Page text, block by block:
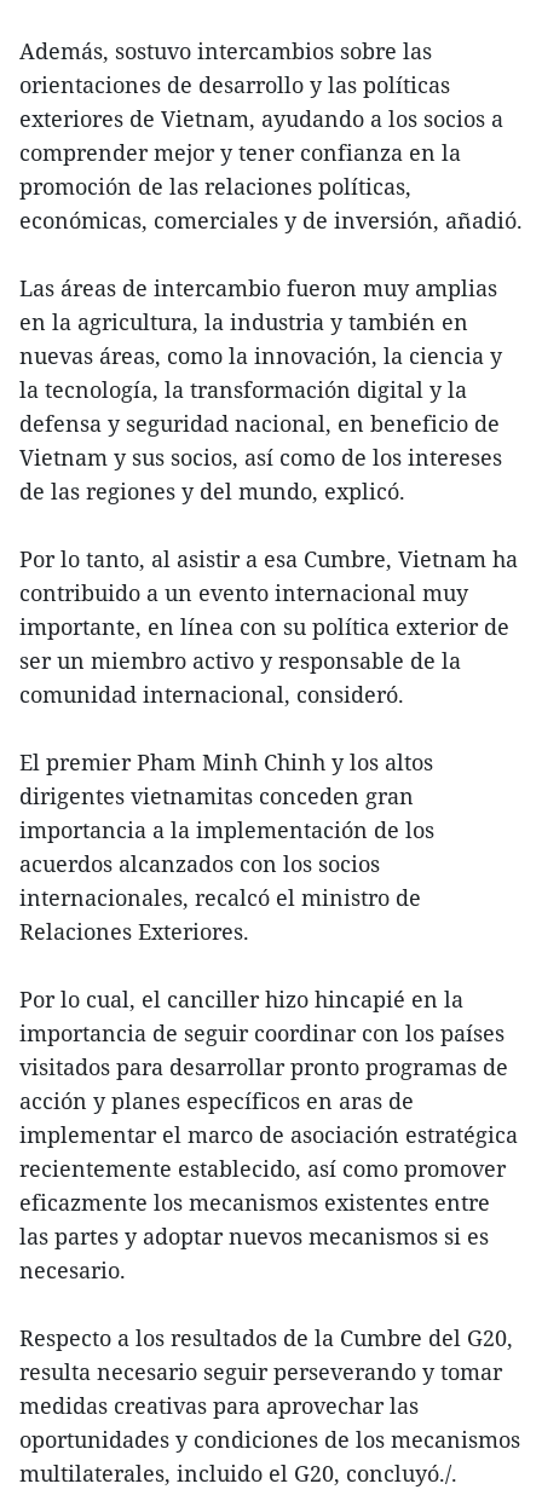
Además, sostuvo intercambios sobre las
orientaciones de desarrollo y las políticas
exteriores de Vietnam, ayudando a los socios a
comprender mejor y tener confianza en la
promoción de las relaciones políticas,
económicas, comerciales y de inversión, añadió.
Las áreas de intercambio fueron muy amplias
en la agricultura, la industria y también en
nuevas áreas, como la innovación, la ciencia y
la tecnología, la transformación digital y la
defensa y seguridad nacional, en beneficio de
Vietnam y sus socios, así como de los intereses
de las regiones y del mundo, explicó.
Por lo tanto, al asistir a esa Cumbre, Vietnam ha
contribuido a un evento internacional muy
importante, en línea con su política exterior de
ser un miembro activo y responsable de la
comunidad internacional, consideró.
El premier Pham Minh Chinh y los altos
dirigentes vietnamitas conceden gran
importancia a la implementación de los
acuerdos alcanzados con los socios
internacionales, recalcó el ministro de
Relaciones Exteriores.
Por lo cual, el canciller hizo hincapié en la
importancia de seguir coordinar con los países
visitados para desarrollar pronto programas de
acción y planes específicos en aras de
implementar el marco de asociación estratégica
recientemente establecido, así como promover
eficazmente los mecanismos existentes entre
las partes y adoptar nuevos mecanismos si es
necesario.
Respecto a los resultados de la Cumbre del G20,
resulta necesario seguir perseverando y tomar
medidas creativas para aprovechar las
oportunidades y condiciones de los mecanismos
multilaterales, incluido el G20, concluyó./.